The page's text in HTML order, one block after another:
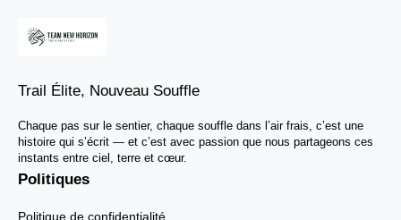
Trail Élite, Nouveau Souffle
Chaque pas sur le sentier, chaque souffle dans l’air frais, c’est une
histoire qui s’écrit — et c’est avec passion que nous partageons ces
instants entre ciel, terre et cœur.
Politiques
Politique de confidentialité